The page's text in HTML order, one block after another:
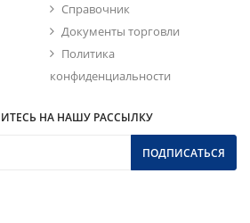
Справочник
Документы торговли
Политика
конфиденциальности
НА НАШУ РАССЫЛКУ
ПОДПИСАТЬСЯ